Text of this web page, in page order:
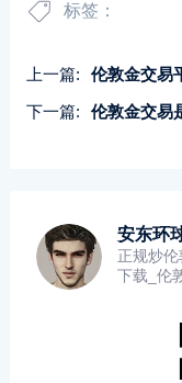
标签：
上一篇:
伦敦金交易
下一篇:
伦敦金交易
安东环
正规炒
下载_伦